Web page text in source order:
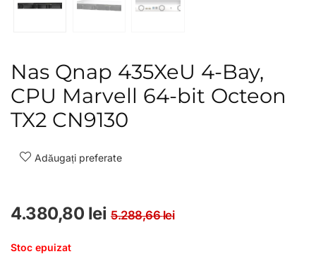
Nas Qnap 435XeU 4-Bay,
CPU Marvell 64-bit Octeon
TX2 CN9130
Adăugați preferate
5.288,66leiPrețul inițial a
4.380,80 lei Prețul curent
Stoc epuizat